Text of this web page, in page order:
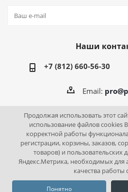
Наши
+7 (812) 660-56-30
Email:
2026 © ПО "Инновационная
Продолжая использовать этот
использование файлов cookies
корректной работы
регистрации, корзины, заказов,
товаров) и
Яндекс.Метрика, необходимых для
качества работы
Понятно